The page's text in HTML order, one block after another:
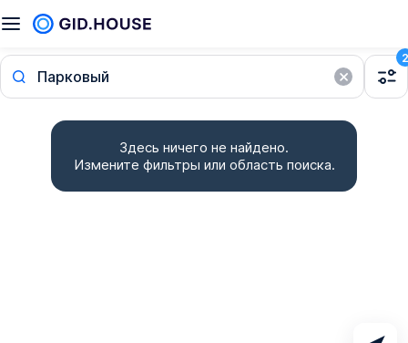
Парковый
2
Здесь ничего не найдено.
Измените фильтры или область поиска.